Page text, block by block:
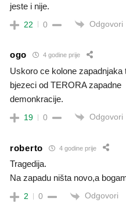
jeste i nije.
22 0 Odgovori
ogo 4 godine prije
Uskoro ce kolone
bjezeci od TERORA zapadne
demonkracije.
19 0 Odgovori
roberto 4 godine prije
Tragedija.
Na zapadu ništa novo,a
2 0 Odgovori